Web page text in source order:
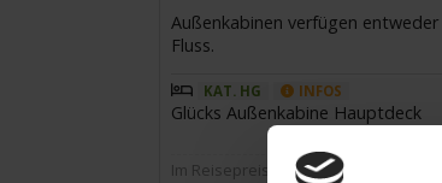
Außenkabinen verfügen
Fluss.
KAT. HG INFOS
Glücks Außenkabine Hauptdeck
Im Reisepreis ist ein